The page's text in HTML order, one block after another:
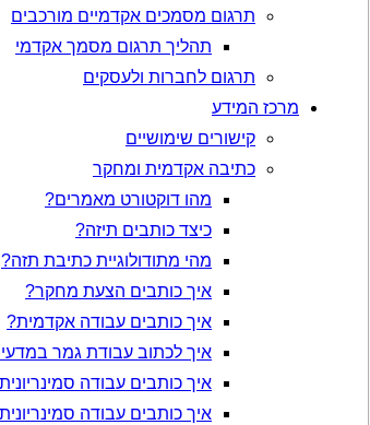
תרגום מסמכים אקדמיים מורכבים
תהליך תרגום מסמך אקדמי
תרגום לחברות ולעסקים
מרכז המידע
קישורים שימושיים
כתיבה אקדמית ומחקר
מהו דוקטורט מאמרים?
כיצד כותבים תיזה?
מהי מתודולוגיית כתיבת תזה?
איך כותבים הצעת מחקר?
איך כותבים עבודה אקדמית?
איך לכתוב עבודת גמר
איך כותבים עבודה
איך כותבים עבודה